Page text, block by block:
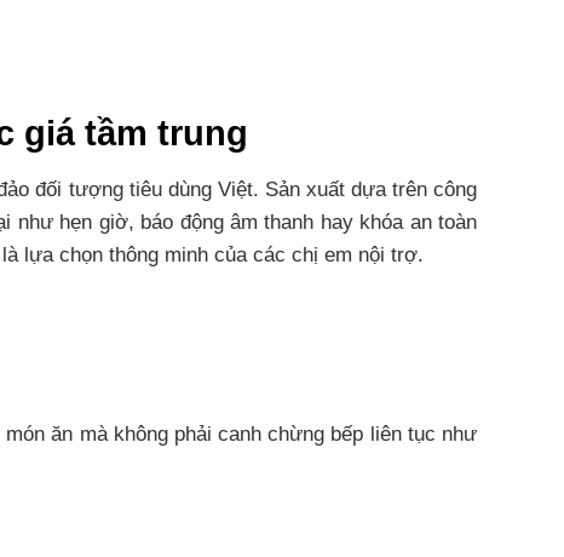
giá tầm trung
đối tượng tiêu dùng Việt. Sản xuất dựa trên công
hẹn giờ, báo động âm thanh hay khóa an toàn
lựa chọn thông minh của các chị em nội trợ.
ăn mà không phải canh chừng bếp liên tục như